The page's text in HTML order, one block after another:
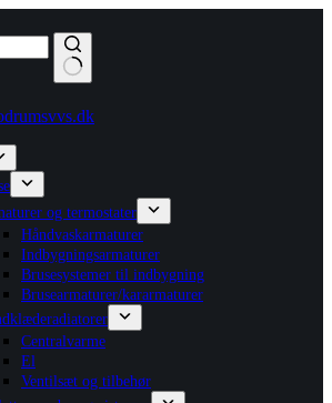
og termostater
Håndvaskarmaturer
Indbygningsarmaturer
Brusesystemer til indbygning
Brusearmaturer/kararmaturer
Centralvarme
El
Ventilsæt og tilbehør